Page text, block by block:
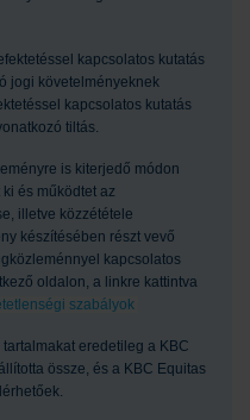
kapcsolatos kutatás
jogi követelményeknek
kapcsolatos kutatás
tiltás.
is kiterjedő módon
és működtet az
illetve közzététele
készítésében részt vevő
kapcsolatos
oldalon, a linkre kattintva
szabályok
eredetileg a KBC
össze, és a KBC Equitas